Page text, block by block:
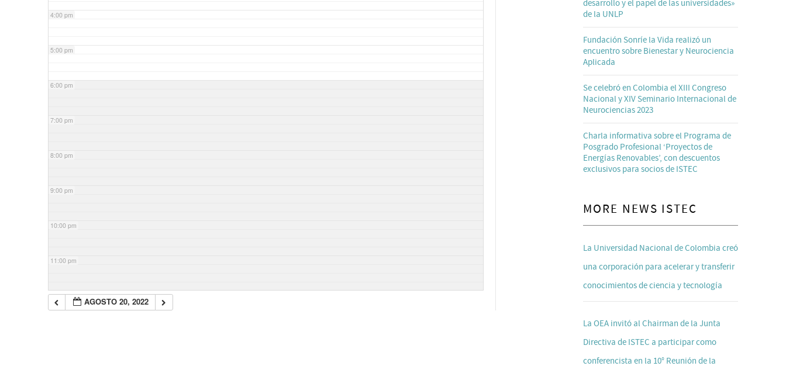
4:00 pm
5:00 pm
6:00 pm
7:00 pm
8:00 pm
9:00 pm
10:00 pm
11:00 pm
AGOSTO 20, 2022
desarrollo y el papel de las universidades»
de la UNLP
Fundación Sonríe la Vida realizó un
encuentro sobre Bienestar y Neurociencia
Aplicada
Se celebró en Colombia el XIII Congreso
Nacional y XIV Seminario Internacional de
Neurociencias 2023
Charla informativa sobre el Programa de
Posgrado Profesional ‘Proyectos de
Energías Renovables’, con descuentos
exclusivos para socios de ISTEC
MORE NEWS ISTEC
La Universidad Nacional de Colombia creó
una corporación para acelerar y transferir
conocimientos de ciencia y tecnología
La OEA invitó al Chairman de la Junta
Directiva de ISTEC a participar como
conferencista en la 10° Reunión de la